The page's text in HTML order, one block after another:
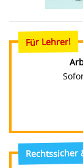
Für Lehrer!
Rechtssicher